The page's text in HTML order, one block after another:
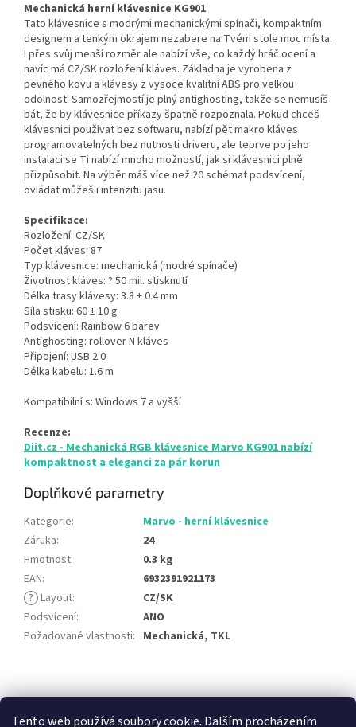
Tento web používá soubory cookie. Dalším procházením
Mechanická herní klávesnice KG901
Tato klávesnice s modrými mechanickými spínači, kompaktním
designem a tenkým okrajem nezabere na Tvém stole moc místa.
I přes svůj menší rozměr ale nabízí vše, co každý hráč ocení a
navíc má CZ/SK rozložení kláves. Základna je vyrobena z
pevného kovu a klávesy z vysoce kvalitní ABS pro velkou
odolnost. Samozřejmostí je plný antighosting, takže se nemusíš
bát, že by klávesnice příkazy špatně rozpoznala. Pokud chceš
klávesnici používat bez softwaru, nabízí pět makro kláves
programovatelných bez nutnosti driveru, ale teprve po jeho
instalaci se Ti nabízí mnoho možností, jak si klávesnici plně
přizpůsobit. Na výběr máš více než 20 schémat podsvícení,
ovládat můžeš i intenzitu jasu.
Specifikace:
Rozložení: CZ/SK
Počet kláves: 87
Typ klávesnice: mechanická (modré spínače)
Životnost kláves: ? 50 mil. stisknutí
Délka trasy klávesy: 3.8 ± 0.4 mm
Síla stisku: 60 ± 10 g
Podsvícení: Rainbow 6 barev
Antighosting: rollover N kláves
Připojení: USB 2.0
Délka kabelu: 1.6 m
Kompatibilní s: Windows 7 a vyšší
Recenze:
Diit.cz - Mechanická RGB klávesnice Marvo KG901 nabízí
kompaktnost a eleganci za pár korun
Doplňkové parametry
Kategorie:
Marvo - herní klávesnice
Záruka:
24
Hmotnost:
0.3 kg
EAN:
6932391921173
? Layout:
CZ/SK
Podsvícení:
ANO
Požadované vlastnosti: Mechanická, TKL
á